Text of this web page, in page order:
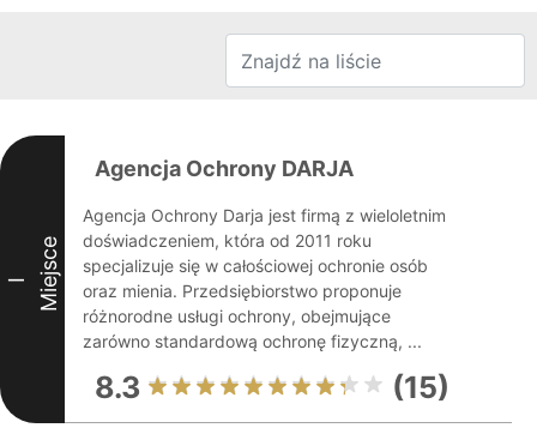
I Miejsce
Agencja Ochrony DARJA
Agencja Ochrony Darja jest firmą z wieloletnim
doświadczeniem, która od 2011 roku
specjalizuje się w całościowej ochronie osób
oraz mienia. Przedsiębiorstwo proponuje
różnorodne usługi ochrony, obejmujące
zarówno standardową ochronę fizyczną, ...
8.3 (15)